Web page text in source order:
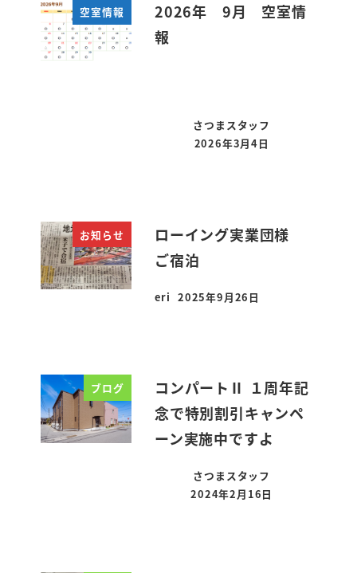
空室情報
2026年 9月 空室情
報
さつまスタッフ
投稿日
2026年3月4日
お知らせ
ローイング実業団様
ご宿泊
eri
投稿日
2025年9月26日
ブログ
コンパートⅡ １周年記
念で特別割引キャンペ
ーン実施中ですよ
さつまスタッフ
投稿日
2024年2月16日